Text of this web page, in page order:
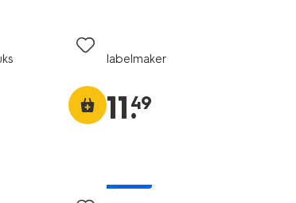
labelmaker
11.
49